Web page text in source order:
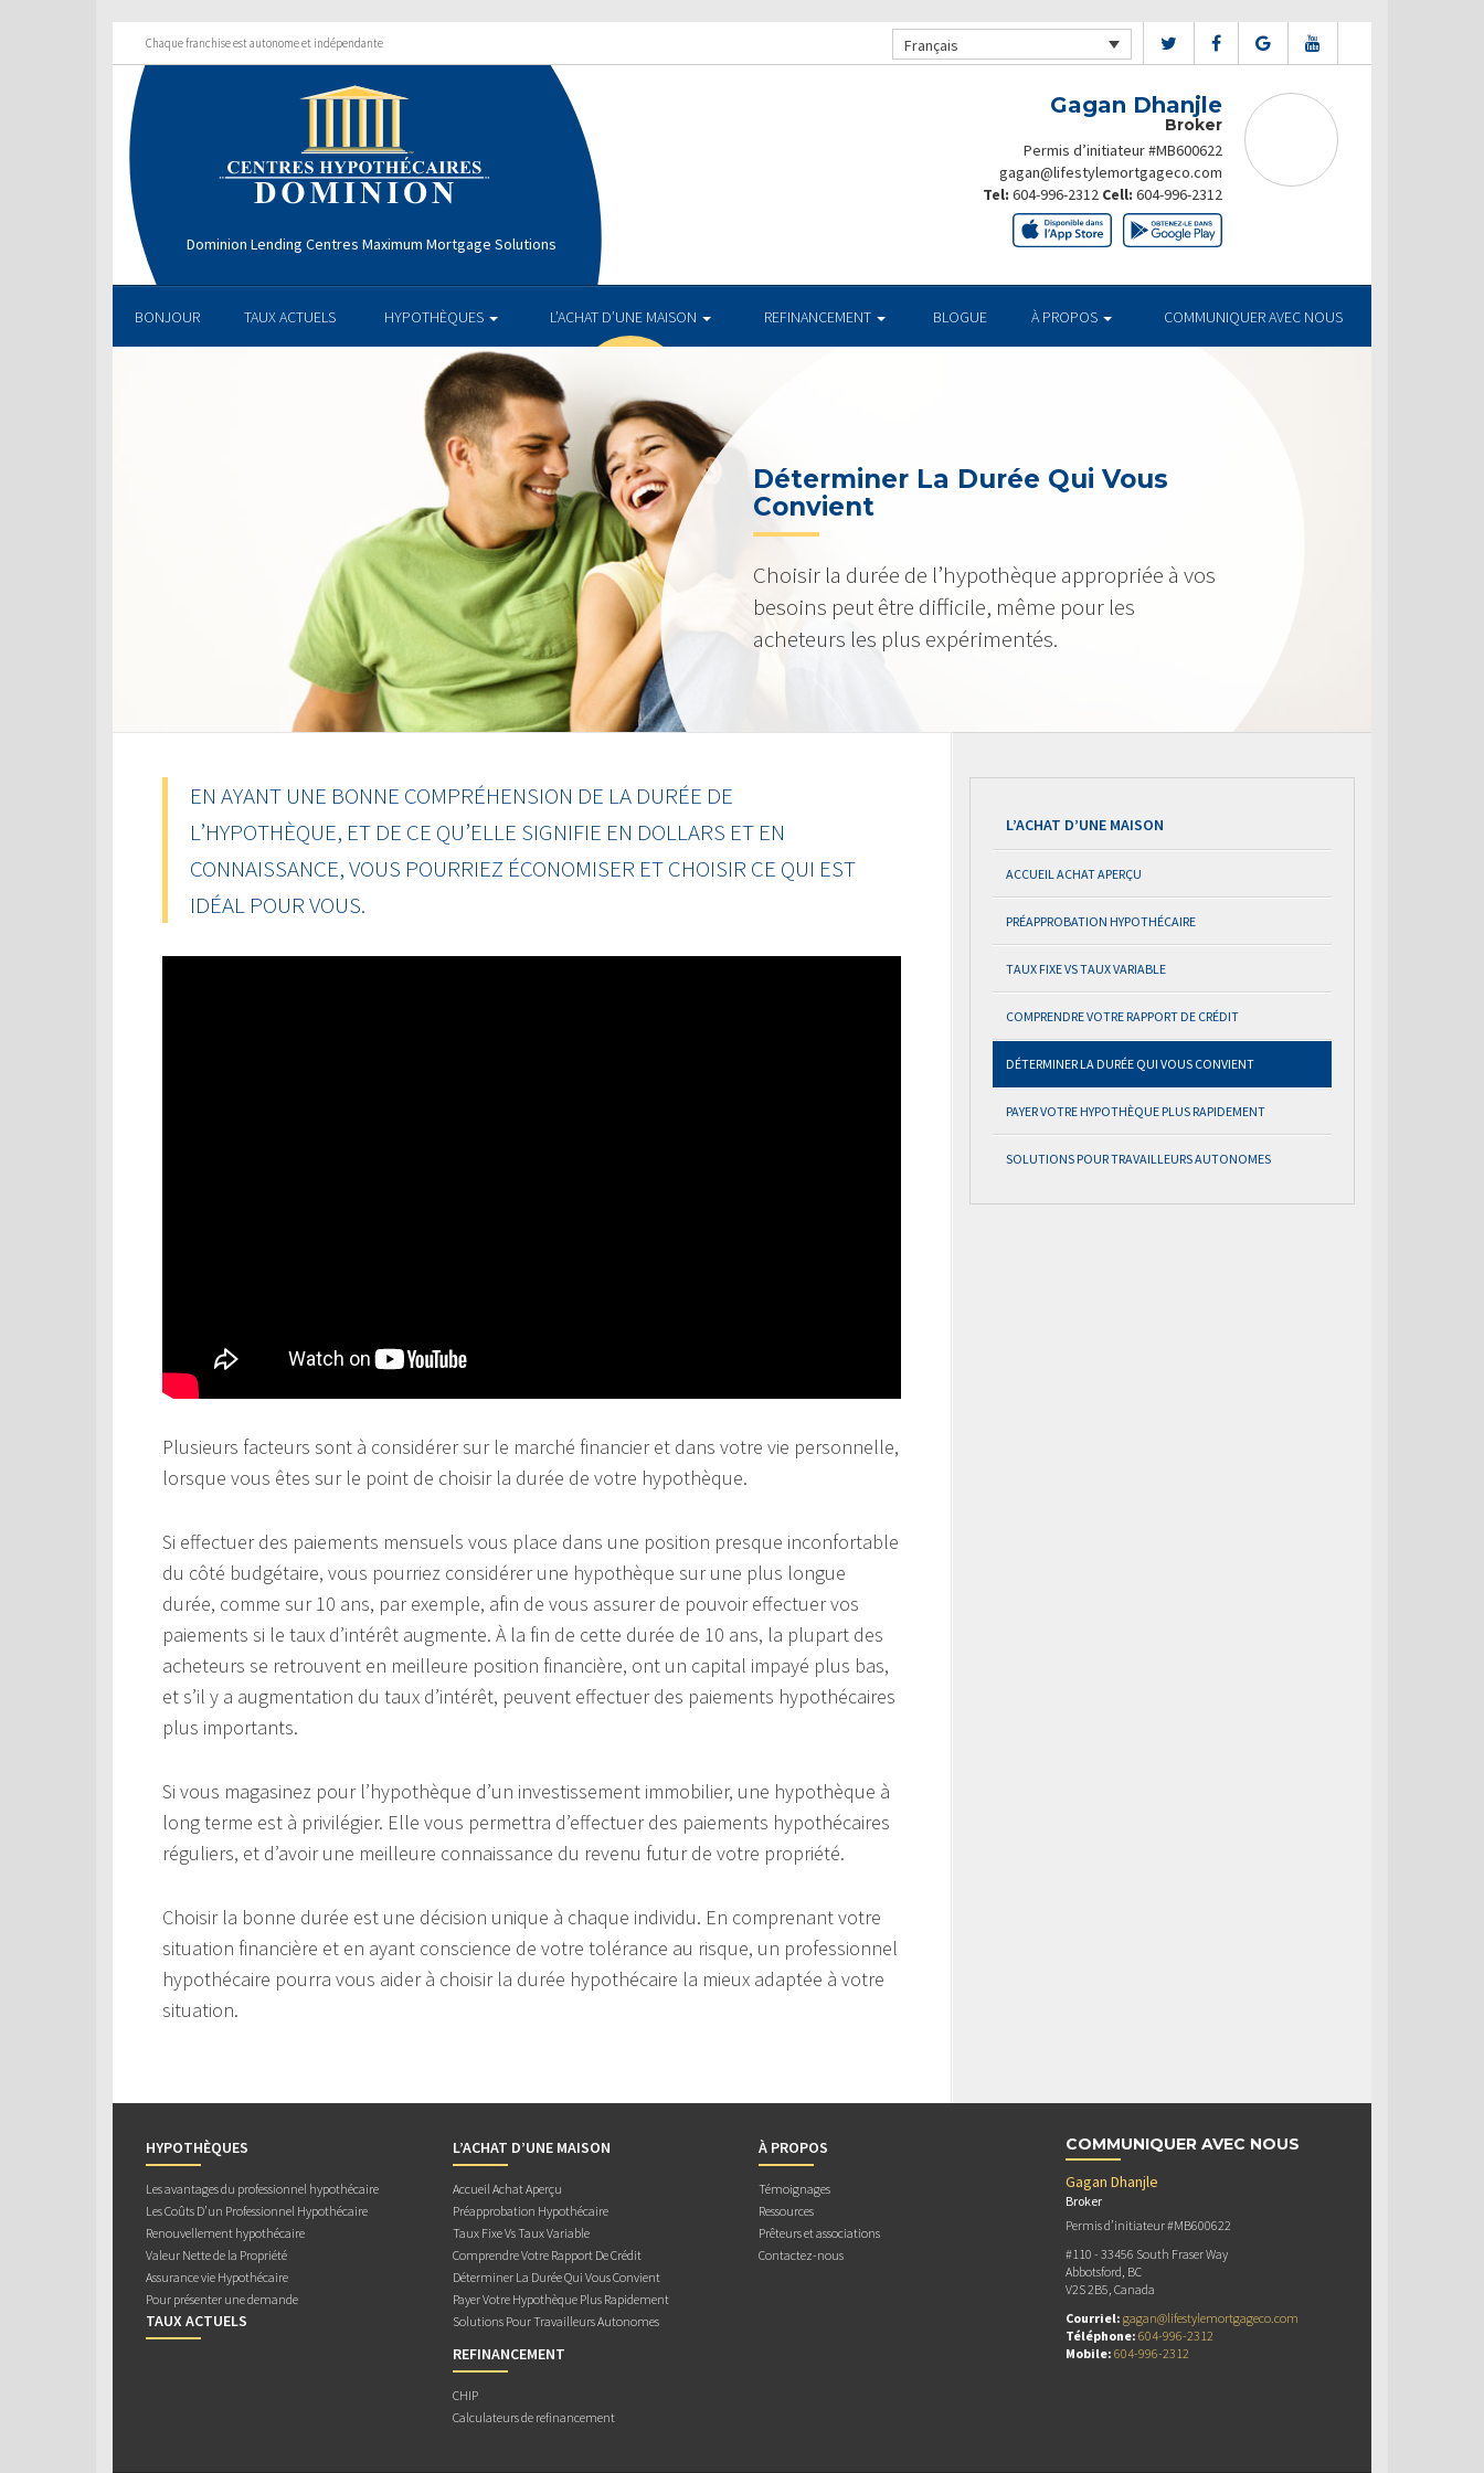
Chaque franchise est autonome et indépendante Français
Dominion Lending Centres Maximum Mortgage Solutions
Gagan Dhanjle
Broker
Permis d’initiateur #MB600622
gagan@lifestylemortgageco.com
Tel: 604-996-2312 Cell: 604-996-2312
BONJOUR TAUX ACTUELS HYPOTHÈQUES L’ACHAT D’UNE MAISON REFINANCEMENT BLOGUE À PROPOS COMMUNIQUER AVEC NOUS
Déterminer La Durée Qui Vous
Convient
Choisir la durée de l’hypothèque appropriée à vos
besoins peut être difficile, même pour les
acheteurs les plus expérimentés.
EN AYANT UNE BONNE COMPRÉHENSION DE LA DURÉE DE
L’HYPOTHÈQUE, ET DE CE QU’ELLE SIGNIFIE EN DOLLARS ET EN
CONNAISSANCE, VOUS POURRIEZ ÉCONOMISER ET CHOISIR CE QUI EST
IDÉAL POUR VOUS.
Plusieurs facteurs sont à considérer sur le marché financier et dans votre vie personnelle,
lorsque vous êtes sur le point de choisir la durée de votre hypothèque.
Si effectuer des paiements mensuels vous place dans une position presque inconfortable
du côté budgétaire, vous pourriez considérer une hypothèque sur une plus longue
durée, comme sur 10 ans, par exemple, afin de vous assurer de pouvoir effectuer vos
paiements si le taux d’intérêt augmente. À la fin de cette durée de 10 ans, la plupart des
acheteurs se retrouvent en meilleure position financière, ont un capital impayé plus bas,
et s’il y a augmentation du taux d’intérêt, peuvent effectuer des paiements hypothécaires
plus importants.
Si vous magasinez pour l’hypothèque d’un investissement immobilier, une hypothèque à
long terme est à privilégier. Elle vous permettra d’effectuer des paiements hypothécaires
réguliers, et d’avoir une meilleure connaissance du revenu futur de votre propriété.
Choisir la bonne durée est une décision unique à chaque individu. En comprenant votre
situation financière et en ayant conscience de votre tolérance au risque, un professionnel
hypothécaire pourra vous aider à choisir la durée hypothécaire la mieux adaptée à votre
situation.
L’ACHAT D’UNE MAISON
ACCUEIL ACHAT APERÇU
PRÉAPPROBATION HYPOTHÉCAIRE
TAUX FIXE VS TAUX VARIABLE
COMPRENDRE VOTRE RAPPORT DE CRÉDIT
DÉTERMINER LA DURÉE QUI VOUS CONVIENT
PAYER VOTRE HYPOTHÈQUE PLUS RAPIDEMENT
SOLUTIONS POUR TRAVAILLEURS AUTONOMES
HYPOTHÈQUES
Les avantages du professionnel hypothécaire
Les Coûts D’un Professionnel Hypothécaire
Renouvellement hypothécaire
Valeur Nette de la Propriété
Assurance vie Hypothécaire
Pour présenter une demande
TAUX ACTUELS
L’ACHAT D’UNE MAISON
Accueil Achat Aperçu
Préapprobation Hypothécaire
Taux Fixe Vs Taux Variable
Comprendre Votre Rapport De Crédit
Déterminer La Durée Qui Vous Convient
Payer Votre Hypothèque Plus Rapidement
Solutions Pour Travailleurs Autonomes
REFINANCEMENT
CHIP
Calculateurs de refinancement
À PROPOS
Témoignages
Ressources
Prêteurs et associations
Contactez-nous
COMMUNIQUER AVEC NOUS
Gagan Dhanjle
Broker
Permis d’initiateur #MB600622
#110 - 33456 South Fraser Way
Abbotsford, BC
V2S 2B5, Canada
Courriel: gagan@lifestylemortgageco.com
Téléphone: 604-996-2312
Mobile: 604-996-2312